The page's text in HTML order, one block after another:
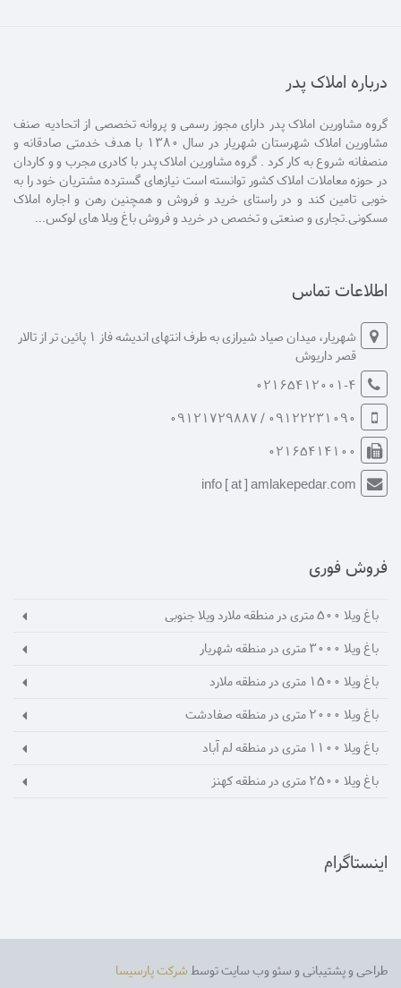
درباره املاک پدر
گروه مشاورین املاک پدر دارای مجوز رسمی و پروانه تخصصی از اتحادیه صنف
مشاورین املاک شهرستان شهریار در سال 1380 با هدف خدمتی صادقانه و
منصفانه شروع به کار کرد . گروه مشاورین املاک پدر با کادری مجرب و و کاردان
در حوزه معاملات املاک کشور توانسته است نیازهای گسترده مشتریان خود را به
خوبی تامین کند و در راستای خرید و فروش و همچنین رهن و اجاره املاک
مسکونی.تجاری و صنعتی و تخصص در خرید و فروش باغ ویلا های لوکس...
اطلاعات تماس
شهریار، میدان صیاد شیرازی به طرف انتهای اندیشه فاز 1 پائین تر از تالار
قصر داریوش
02165412001-4
09122231090 / 09121729887
02165414100
info [ at ] amlakepedar.com
فروش فوری
باغ ویلا 500 متری در منطقه ملارد ویلا جنوبی
باغ ویلا 3000 متری در منطقه شهریار
باغ ویلا 1500 متری در منطقه ملارد
باغ ویلا 2000 متری در منطقه صفادشت
باغ ویلا 1100 متری در منطقه لم آباد
باغ ویلا 2500 متری در منطقه کهنز
اینستاگرام
طراحی و پشتیبانی و سئو وب سایت توسطشرکت پارسیسا